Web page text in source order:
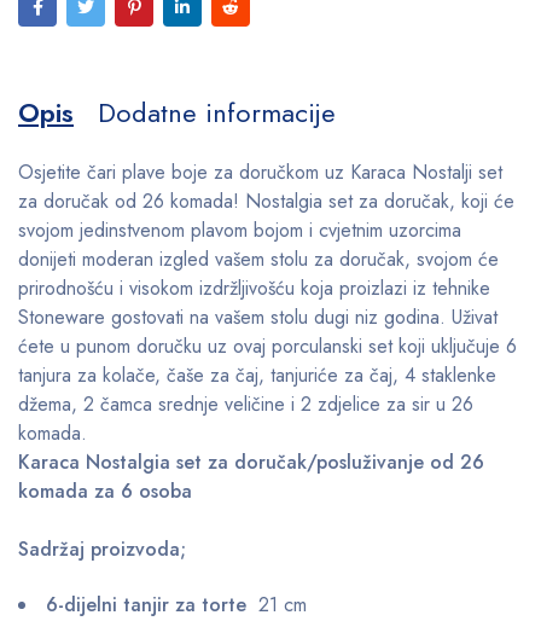
Opis Dodatne informacije
Osjetite čari plave boje za doručkom uz Karaca Nostalji set
za doručak od 26 komada! Nostalgia set za doručak, koji će
svojom jedinstvenom plavom bojom i cvjetnim uzorcima
donijeti moderan izgled vašem stolu za doručak, svojom će
prirodnošću i visokom izdržljivošću koja proizlazi iz tehnike
Stoneware gostovati na vašem stolu dugi niz godina. Uživat
ćete u punom doručku uz ovaj porculanski set koji uključuje 6
tanjura za kolače, čaše za čaj, tanjuriće za čaj, 4 staklenke
džema, 2 čamca srednje veličine i 2 zdjelice za sir u 26
komada.
Karaca Nostalgia set za doručak/posluživanje od 26
komada za 6 osoba
Sadržaj proizvoda;
6-dijelni tanjir za torte 21 cm